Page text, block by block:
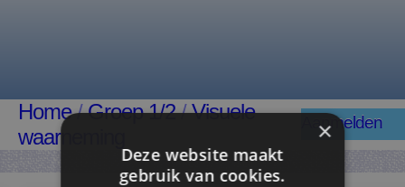
Home/Groep 1/2/Visuele
waarneming
Aanmelden
×
Deze website maakt
gebruik van cookies.